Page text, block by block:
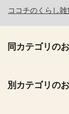
ココチのくらし雑
同カテゴリの
別カテゴリの